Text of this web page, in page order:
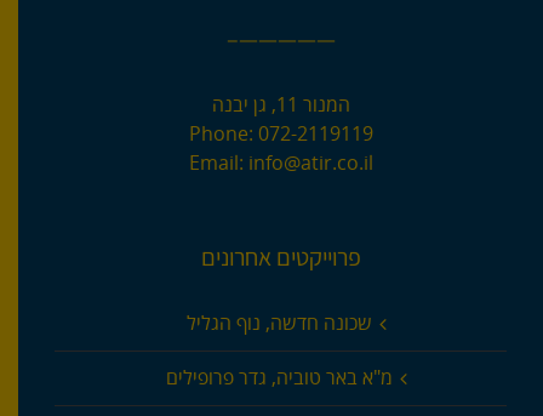
—————–
המנור 11, גן יבנה
Phone: 072-2119119
Email: info@atir.co.il
פרוייקטים אחרונים
שכונה חדשה, נוף הגליל
מ"א באר טוביה, גדר פרופילים